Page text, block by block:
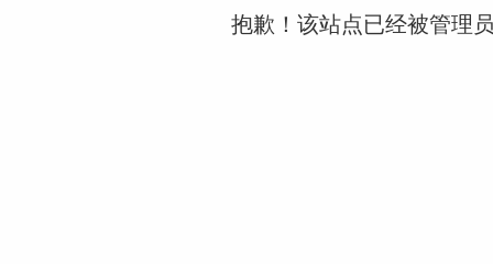
抱歉！该站点已经被管理